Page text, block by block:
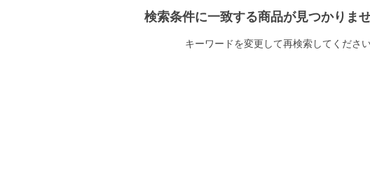
検索条件に一致する商品が見つかりま
キーワードを変更して再検索してくださ